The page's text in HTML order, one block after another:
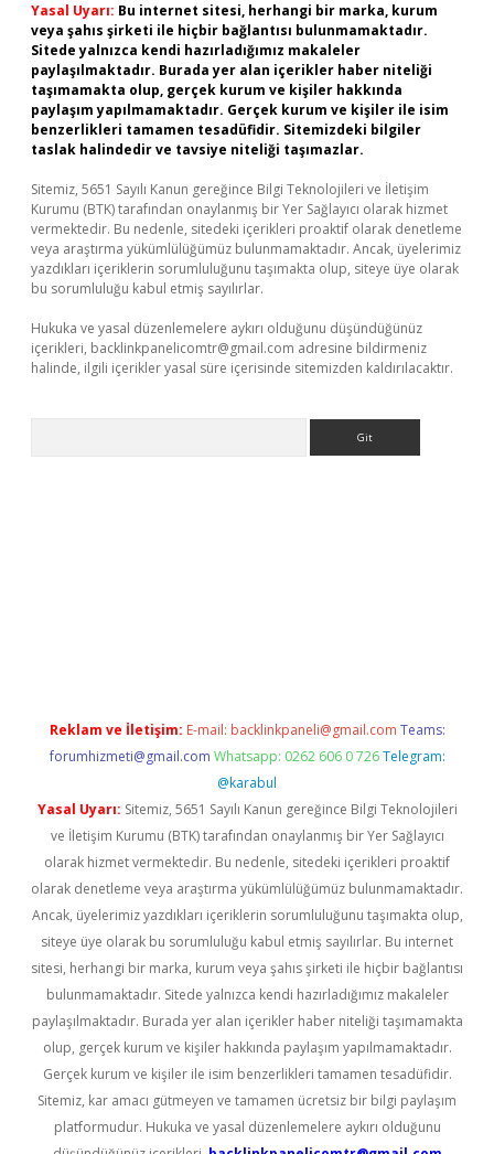
Yasal Uyarı: Bu internet sitesi, herhangi bir marka, kurum
veya şahıs şirketi ile hiçbir bağlantısı bulunmamaktadır.
Sitede yalnızca kendi hazırladığımız makaleler
paylaşılmaktadır. Burada yer alan içerikler haber niteliği
taşımamakta olup, gerçek kurum ve kişiler hakkında
paylaşım yapılmamaktadır. Gerçek kurum ve kişiler ile isim
benzerlikleri tamamen tesadüfidir. Sitemizdeki bilgiler
taslak halindedir ve tavsiye niteliği taşımazlar.
Sitemiz, 5651 Sayılı Kanun gereğince Bilgi Teknolojileri ve İletişim
Kurumu (BTK) tarafından onaylanmış bir Yer Sağlayıcı olarak hizmet
vermektedir. Bu nedenle, sitedeki içerikleri proaktif olarak denetleme
veya araştırma yükümlülüğümüz bulunmamaktadır. Ancak, üyelerimiz
yazdıkları içeriklerin sorumluluğunu taşımakta olup, siteye üye olarak
bu sorumluluğu kabul etmiş sayılırlar.
Hukuka ve yasal düzenlemelere aykırı olduğunu düşündüğünüz
içerikleri, backlinkpanelicomtr@gmail.com adresine bildirmeniz
halinde, ilgili içerikler yasal süre içerisinde sitemizden kaldırılacaktır.
Reklam ve İletişim: E-mail: backlinkpaneli@gmail.com Teams:
forumhizmeti@gmail.com Whatsapp: 0262 606 0 726 Telegram:
@karabul
Yasal Uyarı: Sitemiz, 5651 Sayılı Kanun gereğince Bilgi Teknolojileri
ve İletişim Kurumu (BTK) tarafından onaylanmış bir Yer Sağlayıcı
olarak hizmet vermektedir. Bu nedenle, sitedeki içerikleri proaktif
olarak denetleme veya araştırma yükümlülüğümüz bulunmamaktadır.
Ancak, üyelerimiz yazdıkları içeriklerin sorumluluğunu taşımakta olup,
siteye üye olarak bu sorumluluğu kabul etmiş sayılırlar. Bu internet
sitesi, herhangi bir marka, kurum veya şahıs şirketi ile hiçbir bağlantısı
bulunmamaktadır. Sitede yalnızca kendi hazırladığımız makaleler
paylaşılmaktadır. Burada yer alan içerikler haber niteliği taşımamakta
olup, gerçek kurum ve kişiler hakkında paylaşım yapılmamaktadır.
Gerçek kurum ve kişiler ile isim benzerlikleri tamamen tesadüfidir.
Sitemiz, kar amacı gütmeyen ve tamamen ücretsiz bir bilgi paylaşım
platformudur. Hukuka ve yasal düzenlemelere aykırı olduğunu